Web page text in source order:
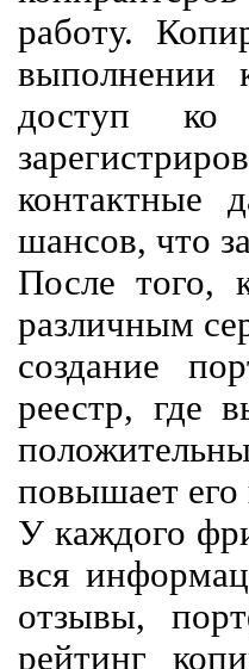
работу.
выполнении
доступ ко
контактные
шансов, что
После того,
различным
создание
реестр, где
повышает
У каждого
вся
отзывы,
рейтинг